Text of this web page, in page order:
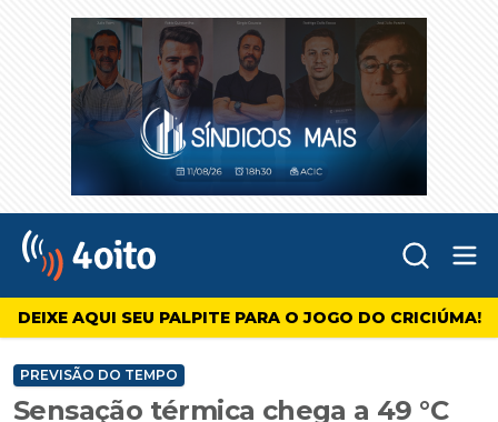
4oito
DEIXE AQUI SEU PALPITE PARA O JOGO DO CRICIÚMA!
PREVISÃO DO TEMPO
Sensação térmica chega a 49 °C